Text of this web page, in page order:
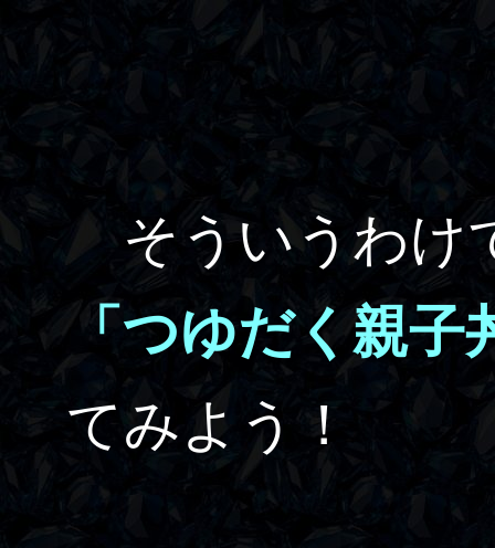
そういうわけ
「つゆだく親子
てみよう！